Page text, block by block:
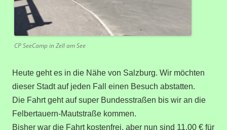
CP SeeCamp in Zell am See
Heute geht es in die Nähe von Salzburg. Wir möchten
dieser Stadt auf jeden Fall einen Besuch abstatten.
Die Fahrt geht auf super Bundesstraßen bis wir an die
Felbertauern-Mautstraße kommen.
Bisher war die Fahrt kostenfrei, aber nun sind 11,00 € für